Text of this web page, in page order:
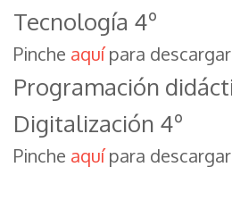
Tecnología 4º
Pinche aquípara
Programación
Digitalización 4º
Pinche aquípara